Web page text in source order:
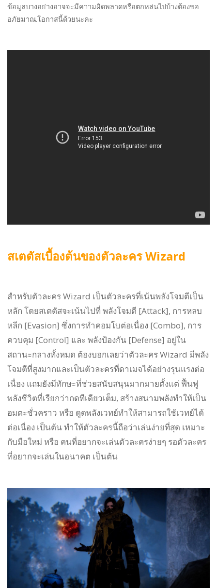
ข้อมูลบางอย่างอาจจะมีความผิดพลาดหรือตกหล่นไปบ้างต้องขอ
อภัยมาณ.โอกาสนี้ด้วยนะคะ
สเตตัสเบื้องต้นของตัวละคร Wizard
สำหรับตัวละคร Wizard เป็นตัวละครที่เน้นพลังโจมตีเป็น
หลัก โดยสเตตัสจะเน้นไปที่ พลังโจมตี [Attack], การหลบ
หลีก [Evasion] ซึ่งการทำคอมโบต่อเนื่อง [Combo], การ
ควบคุม [Control] และ พลังป้องกัน [Defense] อยู่ใน
สถานะกลางทั้งหมด ต้องบอกเลยว่าตัวละคร Wizard มีพลัง
โจมตีที่สูงมากและเป็นตัวละครที่ดาเมจได้อย่างรุนแรงต่อ
เนื่อง แถมยังมีทักษะที่ช่วยสนับสนุนมากมายตั้งแต่ ฟื้นฟู
พลังชีวิตที่เรียกว่ากดทีเดียวเต็ม, สร้างสนามพลังทำให้เป็น
อมตะชั่วคราว หรือ ดูดพลังเวทย์ทำให้สามารถใช้เวทย์ได้
ต่อเนื่อง เป็นต้น ทำให้ตัวละครนี้ถือว่าเล่นง่ายที่สุด เหมาะ
กับมือใหม่ หรือ คนที่อยากจะเล่นตัวละครง่ายๆ รอตัวละคร
ที่อยากจะเล่นในอนาคต เป็นต้น